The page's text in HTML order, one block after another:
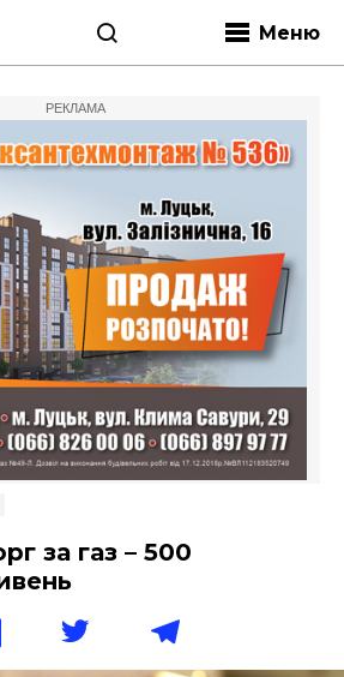
Меню
РЕКЛАМА
за газ – 500